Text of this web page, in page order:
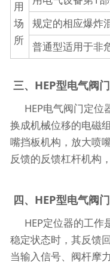
用
场
所
规定的相应爆炸
普通型适用于非
三、HEP型电气阀
HEP电气阀门定位
换成机械位移的电磁
嘴挡板机构，放大喷
反馈的反馈杠杆机构
四、HEP型电气阀
HEP定位器的工作
稳定状态时，其反馈
当输入信号、阀杆摩